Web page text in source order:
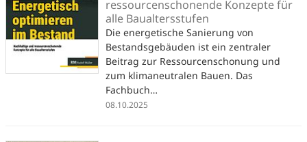
ressourcenschonende Konzepte für
alle Baualtersstufen
Die energetische Sanierung von
Bestandsgebäuden ist ein zentraler
Beitrag zur Ressourcenschonung und
zum klimaneutralen Bauen. Das
Fachbuch…
08.10.2025